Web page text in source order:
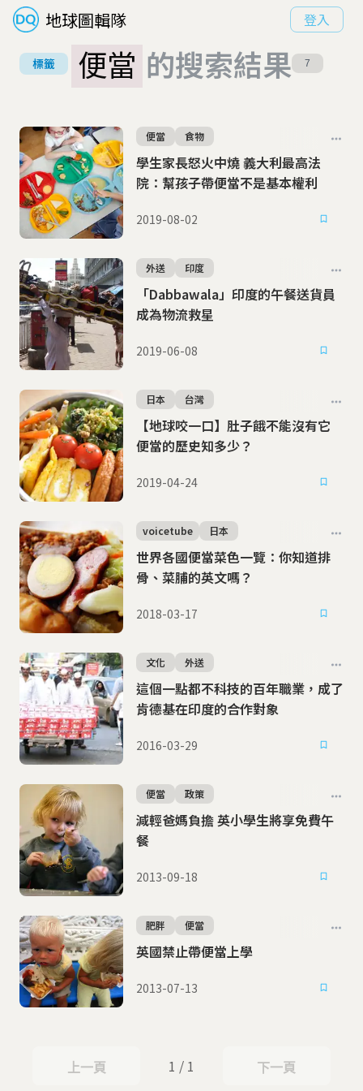
地球圖輯隊 登入
標籤 便當 的搜索結果 7
學生家長怒火中燒 義大利最高法
院：幫孩子帶便當不是基本權利
便當 食物
2019-08-02
「Dabbawala」印度的午餐送貨員
成為物流救星
外送 印度
2019-06-08
【地球咬一口】肚子餓不能沒有它
便當的歷史知多少？
日本 台灣
2019-04-24
世界各國便當菜色一覽：你知道排
骨、菜脯的英文嗎？
voicetube 日本
2018-03-17
這個一點都不科技的百年職業，成了
肯德基在印度的合作對象
文化 外送
2016-03-29
減輕爸媽負擔 英小學生將享免費午
餐
便當 政策
2013-09-18
英國禁止帶便當上學
肥胖 便當
2013-07-13
上一頁
上一頁 1 / 1 下一頁
下一頁